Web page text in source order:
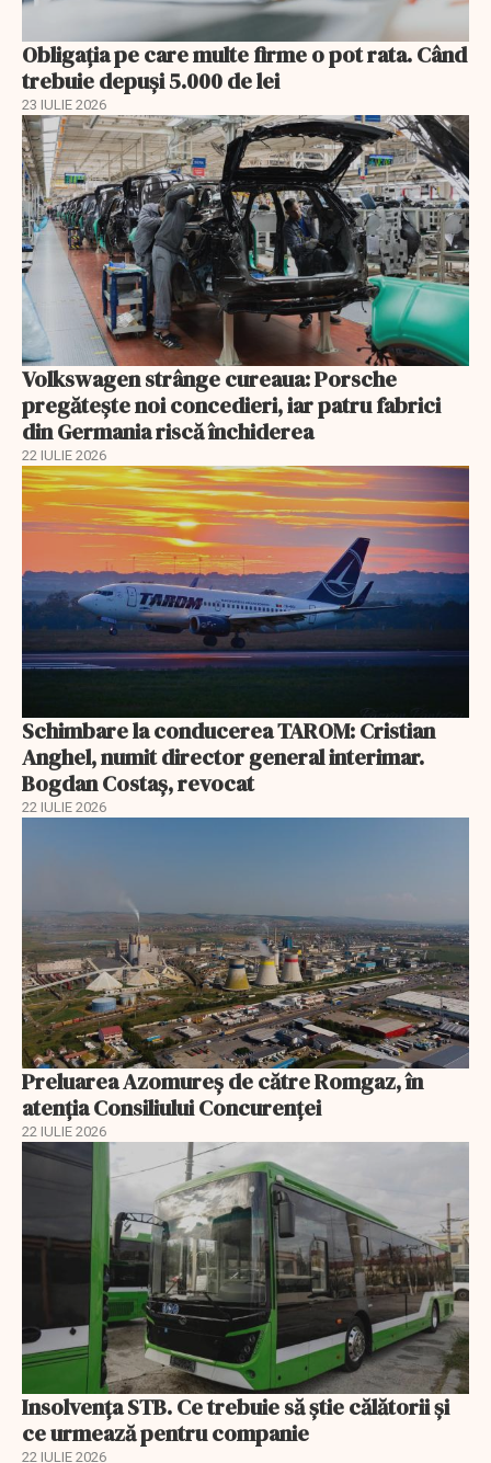
Obligația pe care multe firme o pot rata. Când
trebuie depuși 5.000 de lei
23 IULIE 2026
Volkswagen strânge cureaua: Porsche
pregătește noi concedieri, iar patru fabrici
din Germania riscă închiderea
22 IULIE 2026
Schimbare la conducerea TAROM: Cristian
Anghel, numit director general interimar.
Bogdan Costaș, revocat
22 IULIE 2026
Preluarea Azomureş de către Romgaz, în
atenţia Consiliului Concurenţei
22 IULIE 2026
Insolvenţa STB. Ce trebuie să ştie călătorii şi
ce urmează pentru companie
22 IULIE 2026